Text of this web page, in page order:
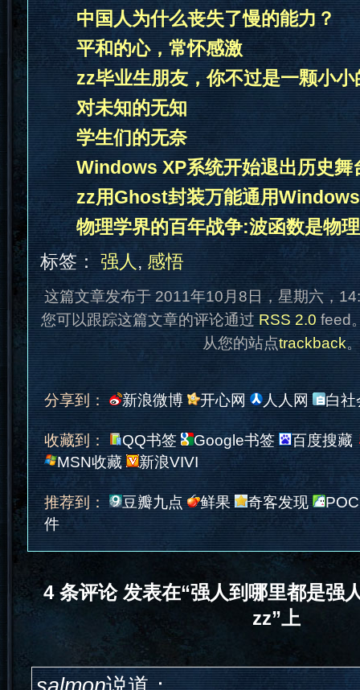
中国人为什么丧失了慢的能力？
平和的心，常怀感激
zz毕业生朋友，你不过是一颗小小
对未知的无知
学生们的无奈
Windows XP系统开始退出历史舞
zz用Ghost封装万能通用
物理学界的百年战争:波函数是物
标签：强人 , 感悟
这篇文章发布于 2011年10月8日，星期六，
您可以跟踪这篇文章的评论通过 RSS 2.0 feed
从您的站点trackback
分享到： 新浪微博 开心网 人人网 白社
收藏到： QQ书签 Google书签
百度搜藏
MSN收藏
新浪VIVI
推荐到： 豆瓣九点 鲜果 奇客发现
件
4 条评论 发表在“强人到哪里都是强
zz”上